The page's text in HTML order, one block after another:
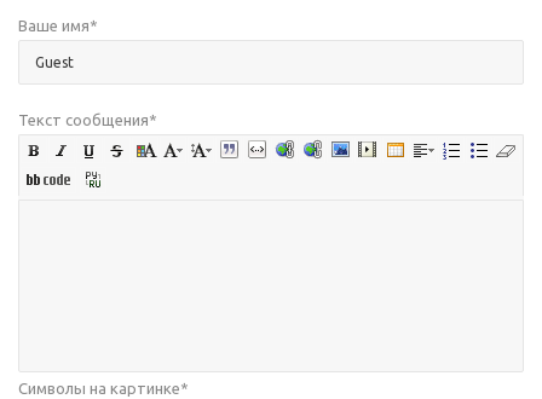
Ваше имя*
Текст сообщения*
Символы на картинке*